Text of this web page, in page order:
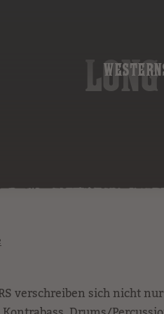
verschreiben sich nicht